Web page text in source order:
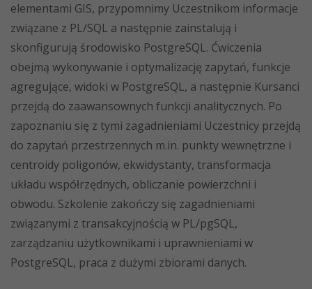
elementami GIS, przypomnimy Uczestnikom informacje
związane z PL/SQL a następnie zainstalują i
skonfigurują środowisko PostgreSQL. Ćwiczenia
obejmą wykonywanie i optymalizację zapytań, funkcje
agregujące, widoki w PostgreSQL, a następnie Kursanci
przejdą do zaawansownych funkcji analitycznych. Po
zapoznaniu się z tymi zagadnieniami Uczestnicy przejdą
do zapytań przestrzennych m.in. punkty wewnętrzne i
centroidy poligonów, ekwidystanty, transformacja
układu współrzędnych, obliczanie powierzchni i
obwodu. Szkolenie zakończy się zagadnieniami
związanymi z transakcyjnością w PL/pgSQL,
zarządzaniu użytkownikami i uprawnieniami w
PostgreSQL, praca z dużymi zbiorami danych.